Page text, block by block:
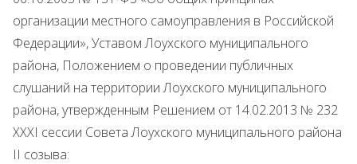
организации местного самоуправления в Российской
Федерации», Уставом Лоухского муниципального
района, Положением о проведении публичных
слушаний на территории Лоухского муниципального
района, утвержденным Решением от 14.02.2013 № 232
XXXI сессии Совета Лоухского муниципального района
II созыва: